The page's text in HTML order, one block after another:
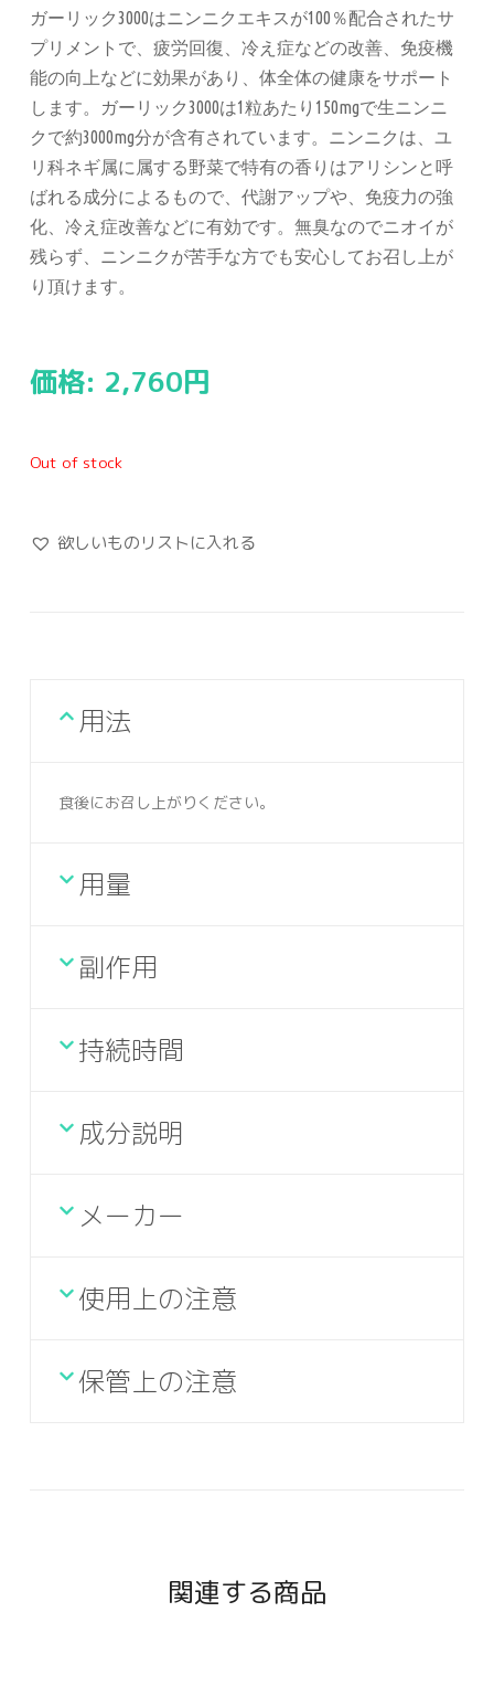
ガーリック3000はニンニクエキスが100％配合されたサ
プリメントで、疲労回復、冷え症などの改善、免疫機
能の向上などに効果があり、体全体の健康をサポート
します。ガーリック3000は1粒あたり150mgで生ニンニ
クで約3000mg分が含有されています。ニンニクは、ユ
リ科ネギ属に属する野菜で特有の香りはアリシンと呼
ばれる成分によるもので、代謝アップや、免疫力の強
化、冷え症改善などに有効です。無臭なのでニオイが
残らず、ニンニクが苦手な方でも安心してお召し上が
り頂けます。
価格: 2,760円
Out of stock
欲しいものリストに入れる
用法
食後にお召し上がりください。
用量
副作用
持続時間
成分説明
メーカー
使用上の注意
保管上の注意
関連する商品